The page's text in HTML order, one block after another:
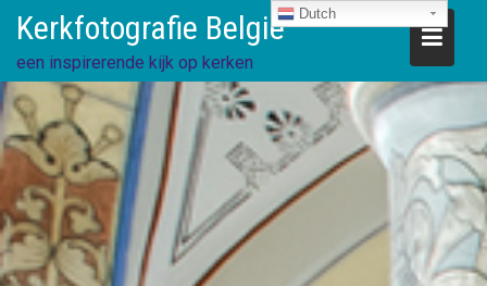
direct
naar
de
inhoud
Kerkfotografie België
een inspirerende kijk op kerken
Dutch